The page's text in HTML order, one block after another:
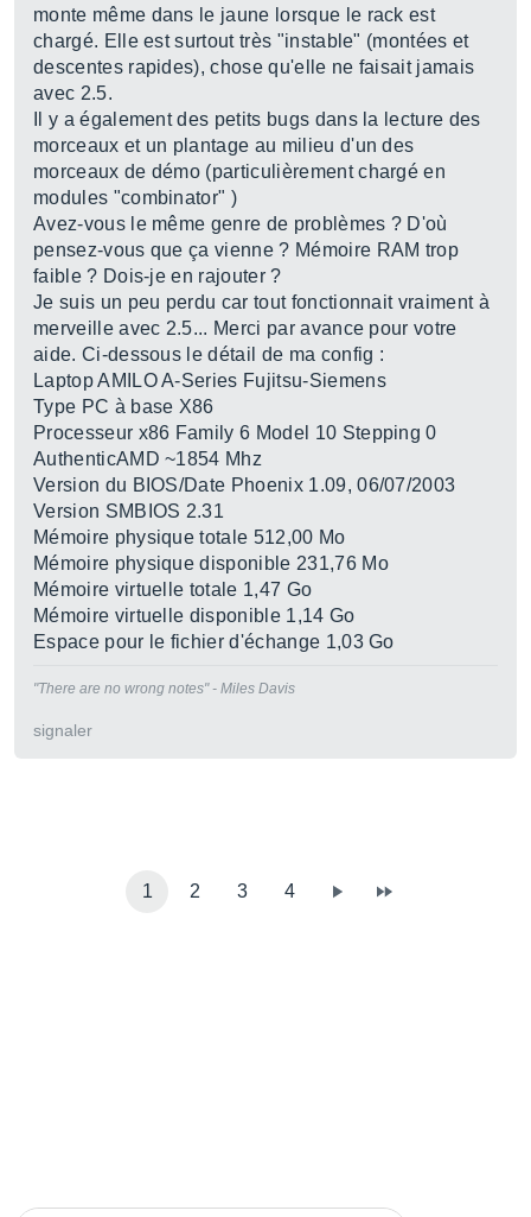
monte même dans le jaune lorsque le rack est
chargé. Elle est surtout très "instable" (montées et
descentes rapides), chose qu'elle ne faisait jamais
avec 2.5.
Il y a également des petits bugs dans la lecture des
morceaux et un plantage au milieu d'un des
morceaux de démo (particulièrement chargé en
modules "combinator" )
Avez-vous le même genre de problèmes ? D'où
pensez-vous que ça vienne ? Mémoire RAM trop
faible ? Dois-je en rajouter ?
Je suis un peu perdu car tout fonctionnait vraiment à
merveille avec 2.5... Merci par avance pour votre
aide. Ci-dessous le détail de ma config :
Laptop AMILO A-Series Fujitsu-Siemens
Type PC à base X86
Processeur x86 Family 6 Model 10 Stepping 0
AuthenticAMD ~1854 Mhz
Version du BIOS/Date Phoenix 1.09, 06/07/2003
Version SMBIOS 2.31
Mémoire physique totale 512,00 Mo
Mémoire physique disponible 231,76 Mo
Mémoire virtuelle totale 1,47 Go
Mémoire virtuelle disponible 1,14 Go
Espace pour le fichier d'échange 1,03 Go
"There are no wrong notes" - Miles Davis
signaler
1 2 3 4